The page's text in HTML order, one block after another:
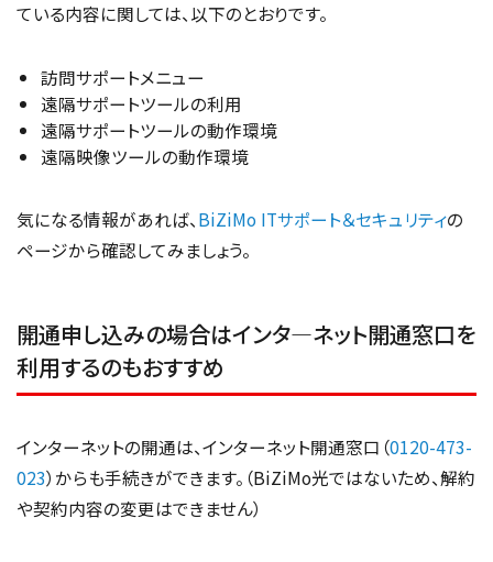
ている内容に関しては、以下のとおりです。
訪問サポートメニュー
遠隔サポートツールの利用
遠隔サポートツールの動作環境
遠隔映像ツールの動作環境
気になる情報があれば、BiZiMo ITサポート＆セキュリティの
ページから確認してみましょう。
開通申し込みの場合はインタ―ネット開通窓口を
利用するのもおすすめ
インターネットの開通は、インターネット開通窓口（0120-473-
023）からも手続きができます。（BiZiMo光ではないため、解約
や契約内容の変更はできません）